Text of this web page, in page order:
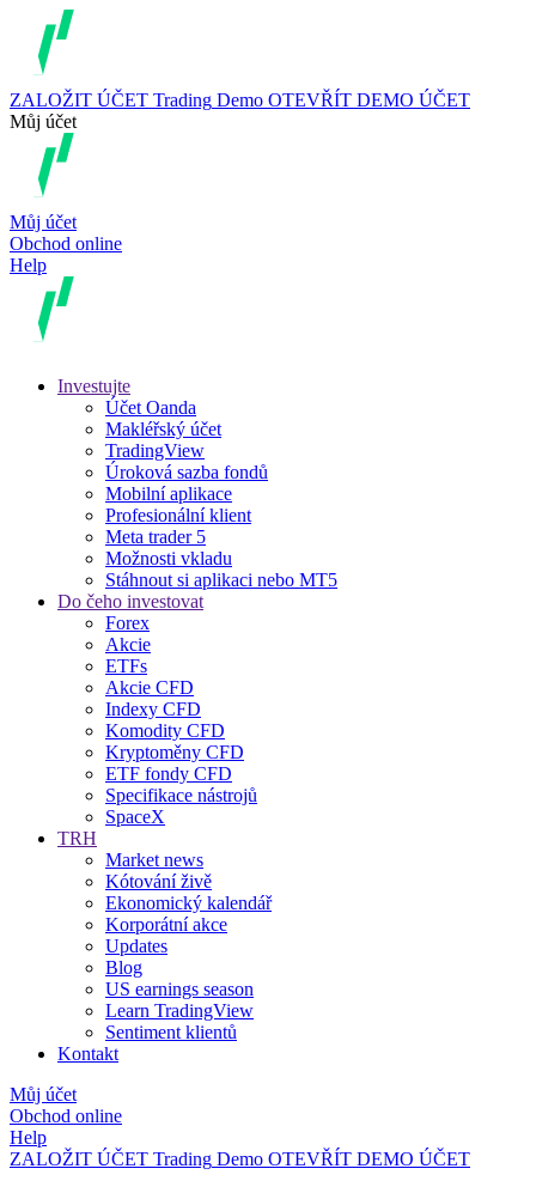
ZALOŽIT ÚČET Trading Demo OTEVŘÍT DEMO ÚČET
Můj účet
Můj účet
Obchod online
Help
Investujte
Účet Oanda
Makléřský účet
TradingView
Úroková sazba fondů
Mobilní aplikace
Profesionální klient
Meta trader 5
Možnosti vkladu
Stáhnout si aplikaci nebo MT5
Do čeho investovat
Forex
Akcie
ETFs
Akcie CFD
Indexy CFD
Komodity CFD
Kryptoměny CFD
ETF fondy CFD
Specifikace nástrojů
SpaceX
TRH
Market news
Kótování živě
Ekonomický kalendář
Korporátní akce
Updates
Blog
US earnings season
Learn TradingView
Sentiment klientů
Kontakt
Můj účet
Obchod online
Help
ZALOŽIT ÚČET Trading Demo OTEVŘÍT DEMO ÚČET